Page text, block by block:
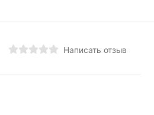
Написать отзыв